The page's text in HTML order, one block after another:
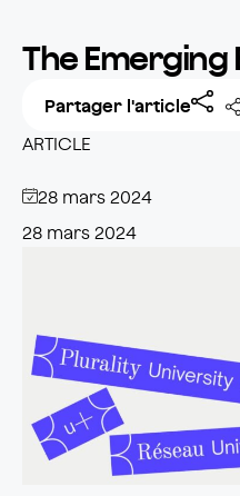
The Emerging
Partager l'article
ARTICLE
28 mars 2024
28 mars 2024